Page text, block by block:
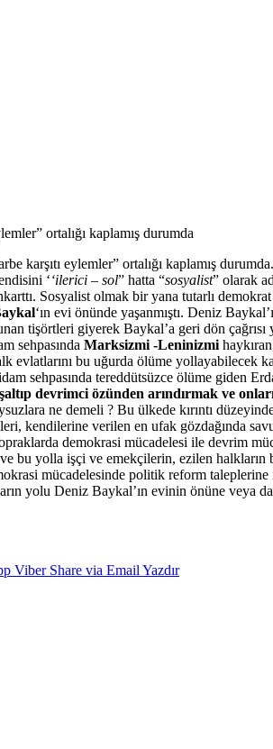
ortalığı kaplamış durumda
karşıtı eylemler” ortalığı kaplamış
‘‘ilerici – sol” hatta “sosyalist” olarak
Sosyalist olmak bir yana tutarlı
‘ın evi önünde yaşanmıştı. Deniz
tişörtleri giyerek Baykal’a geri dön
sehpasında Marksizmi -Leninizmi
bu uğurda ölüme yollayabilecek
sehpasında tereddütsüzce ölüme giden
devrimci özünden arındırmak ve
ne demeli ? Bu ülkede kırıntı
kendilerine verilen en ufak gözdağında
demokrasi mücadelesi ile devrim
bu yolla işçi ve emekçilerin, ezilen
mücadelesinde politik reform
yolu Deniz Baykal’ın evinin önüne veya
Viber Share via Email Yazdır